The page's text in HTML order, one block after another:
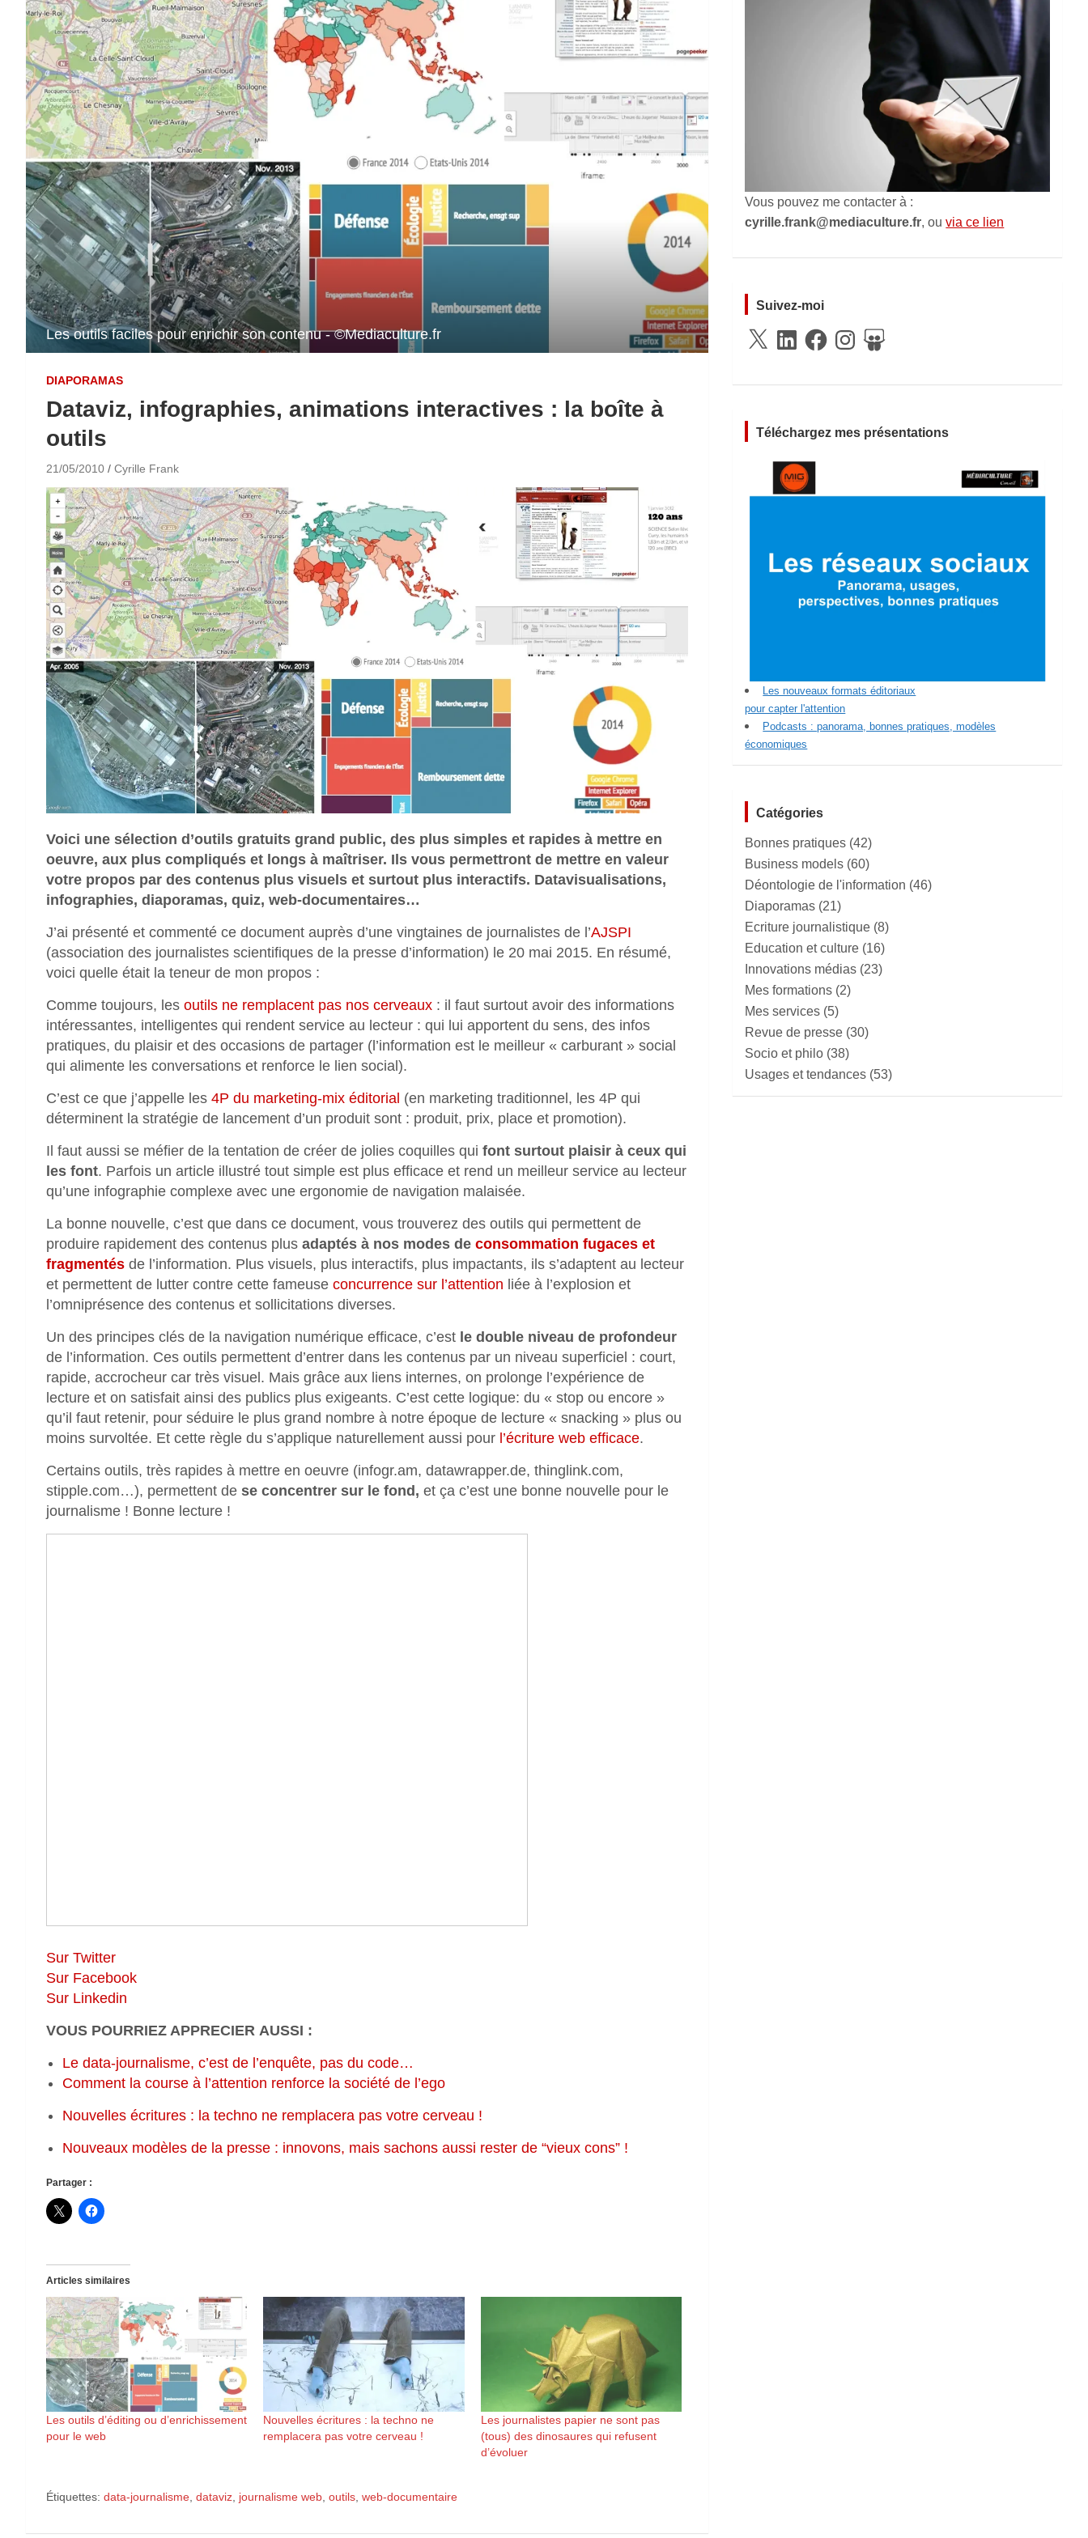
Les outils faciles pour enrichir son contenu - ©Mediaculture.fr
DIAPORAMAS
Dataviz, infographies, animations interactives : la boîte à
outils
21/05/2010 Cyrille Frank
Voici une sélection d’outils gratuits grand public, des plus simples et rapides à mettre en
oeuvre, aux plus compliqués et longs à maîtriser. Ils vous permettront de mettre en valeur
votre propos par des contenus plus visuels et surtout plus interactifs. Datavisualisations,
infographies, diaporamas, quiz, web-documentaires…
J’ai présenté et commenté ce document auprès d’une vingtaines de journalistes de l’AJSPI
(association des journalistes scientifiques de la presse d’information) le 20 mai 2015. En résumé,
voici quelle était la teneur de mon propos :
Comme toujours, les outils ne remplacent pas nos cerveaux : il faut surtout avoir des informations
intéressantes, intelligentes qui rendent service au lecteur : qui lui apportent du sens, des infos
pratiques, du plaisir et des occasions de partager (l’information est le meilleur « carburant » social
qui alimente les conversations et renforce le lien social).
C’est ce que j’appelle les 4P du marketing-mix éditorial (en marketing traditionnel, les 4P qui
déterminent la stratégie de lancement d’un produit sont : produit, prix, place et promotion).
Il faut aussi se méfier de la tentation de créer de jolies coquilles qui font surtout plaisir à ceux qui
les font. Parfois un article illustré tout simple est plus efficace et rend un meilleur service au lecteur
qu’une infographie complexe avec une ergonomie de navigation malaisée.
La bonne nouvelle, c’est que dans ce document, vous trouverez des outils qui permettent de
produire rapidement des contenus plus adaptés à nos modes de consommation fugaces et
fragmentés de l’information. Plus visuels, plus interactifs, plus impactants, ils s’adaptent au lecteur
et permettent de lutter contre cette fameuse concurrence sur l’attention liée à l’explosion et
l’omniprésence des contenus et sollicitations diverses.
Un des principes clés de la navigation numérique efficace, c’est le double niveau de profondeur
de l’information. Ces outils permettent d’entrer dans les contenus par un niveau superficiel : court,
rapide, accrocheur car très visuel. Mais grâce aux liens internes, on prolonge l’expérience de
lecture et on satisfait ainsi des publics plus exigeants. C’est cette logique: du « stop ou encore »
qu’il faut retenir, pour séduire le plus grand nombre à notre époque de lecture « snacking » plus ou
moins survoltée. Et cette règle du s’applique naturellement aussi pour l’écriture web efficace.
Certains outils, très rapides à mettre en oeuvre (infogr.am, datawrapper.de, thinglink.com,
stipple.com…), permettent de se concentrer sur le fond, et ça c’est une bonne nouvelle pour le
journalisme ! Bonne lecture !
Sur Twitter
Sur Facebook
Sur Linkedin
VOUS POURRIEZ APPRECIER AUSSI :
Le data-journalisme, c’est de l’enquête, pas du code…
Comment la course à l’attention renforce la société de l’ego
Nouvelles écritures : la techno ne remplacera pas votre cerveau !
Nouveaux modèles de la presse : innovons, mais sachons aussi rester de “vieux cons” !
Partager :
Articles similaires
Les outils d’éditing ou d’enrichissement
pour le web
Nouvelles écritures : la techno ne
remplacera pas votre cerveau !
Les journalistes papier ne sont pas
(tous) des dinosaures qui refusent
d’évoluer
Étiquettes: data-journalisme dataviz journalisme web outils web-documentaire
Vous pouvez me contacter à :
cyrille.frank@mediaculture.fr, ouvia ce lien
Suivez-moi
X
LinkedInFacebookInstagramSlideShare
Téléchargez mes présentations
Les nouveaux formats éditoriaux
pour capter l'attention
Podcasts : panorama, bonnes pratiques, modèles
économiques
Catégories
Bonnes pratiques (42)
Business models (60)
Déontologie de l'information (46)
Diaporamas (21)
Ecriture journalistique (8)
Education et culture (16)
Innovations médias (23)
Mes formations (2)
Mes services (5)
Revue de presse (30)
Socio et philo (38)
Usages et tendances (53)